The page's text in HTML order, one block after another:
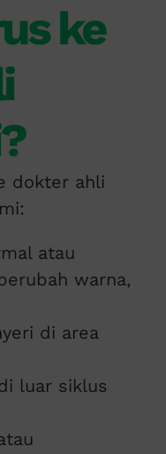
ke
dokter ahli
atau
warna,
di area
luar siklus